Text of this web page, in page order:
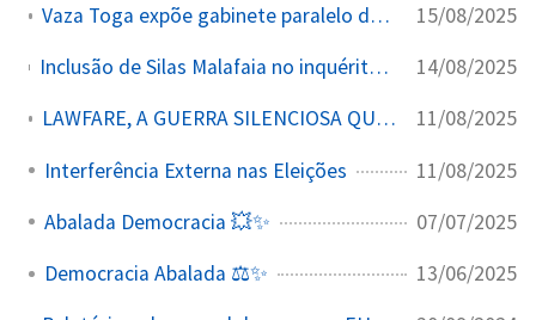
Vaza Toga expõe gabinete paralelo de Alexandre de Moraes 15/08/2025
Inclusão de Silas Malafaia no inquérito sobre obstrução da ação do golpe, junto com Jair Bolsonaro, Eduardo Bolsonaro e Paulo Figueiredo, por supostas ações contra o STF e TSE nos EUA 14/08/2025
LAWFARE, A GUERRA SILENCIOSA QUE DESTRÓI DEMOCRACIAS 11/08/2025
Interferência Externa nas Eleições 11/08/2025
Abalada Democracia 💥✨ 07/07/2025
Democracia Abalada ⚖️✨ 13/06/2025